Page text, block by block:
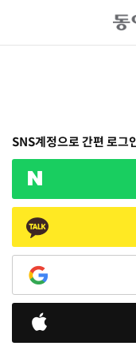
SNS계정으로 간편 로그